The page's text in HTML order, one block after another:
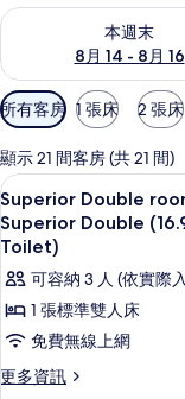
本週末
8月 14 - 8月 16
查看本週末 (8月 14 - 8
可
用
的
客
房
篩
選
條
件
所有客房 1 張床 2 張床
顯示 21 間客房 (共 21 間)
顯
示
Superior
Double
room,
Non-
smoking
(Non-
9
Superior Double
Superior Double
Toilet)
可容納 3 人 (依實際
1 張標準雙人床
免費無線上網
更多資訊
更